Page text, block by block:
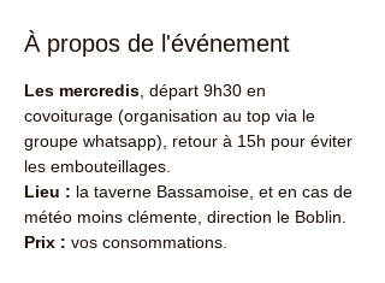
À propos de l'événement
Les mercredis , départ 9h30 en
covoiturage (organisation au top via le
groupe whatsapp), retour à 15h pour éviter
les embouteillages.
Lieu : la taverne Bassamoise, et en cas de
météo moins clémente, direction le Boblin.
Prix : vos consommations.